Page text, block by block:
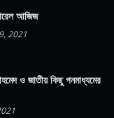
আজিজ
2021
ও জাতীয় কিছু গনমাধ্যমের